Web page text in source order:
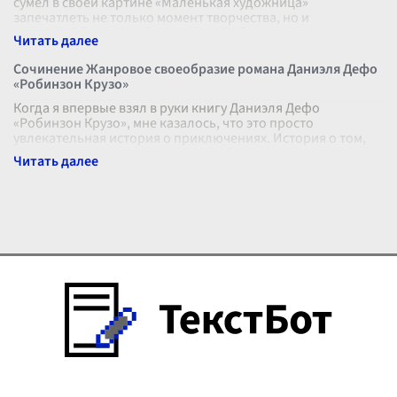
запечатлеть не только момент творчества, но и
внутренний мир юной героини, её обаяние
Сочинение Жанровое своеобразие романа Даниэля Дефо
«Робинзон Крузо»
Когда я впервые взял в руки книгу Даниэля Дефо
«Робинзон Крузо», мне казалось, что это просто
увлекательная история о приключениях. История о том,
как человек оказался один на необ